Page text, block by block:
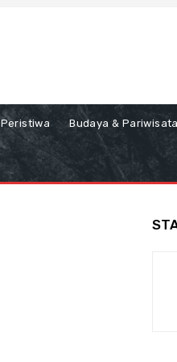
Peristiwa Budaya & Pariwisata